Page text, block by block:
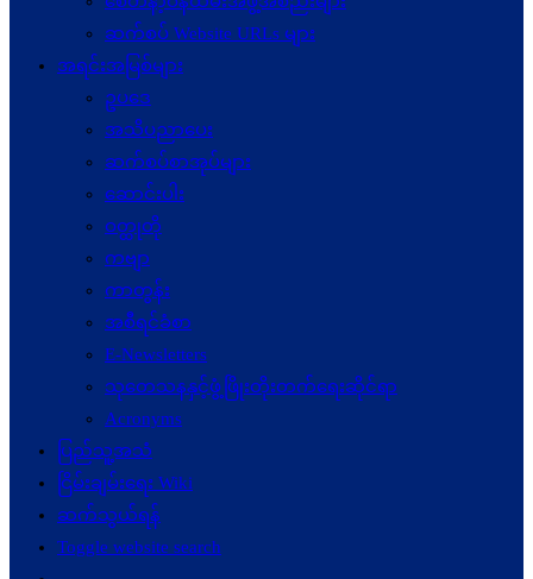
ဆက်စပ် Website URLs များ
အရင်းအမြစ်များ
ဥပဒေ
အသိပညာပေး
ဆက်စပ်စာအုပ်များ
ဆောင်းပါး
ဝတ္ထုတို
ကဗျာ
ကာတွန်း
အစီရင်ခံစာ
E-Newsletters
သုတေသနနှင့်ဖွံ့ဖြိုးတိုးတက်ရေးဆိုင်ရာ
Acronyms
ပြည်သူ့အသံ
ငြိမ်းချမ်းရေး Wiki
ဆက်သွယ်ရန်
Toggle website search